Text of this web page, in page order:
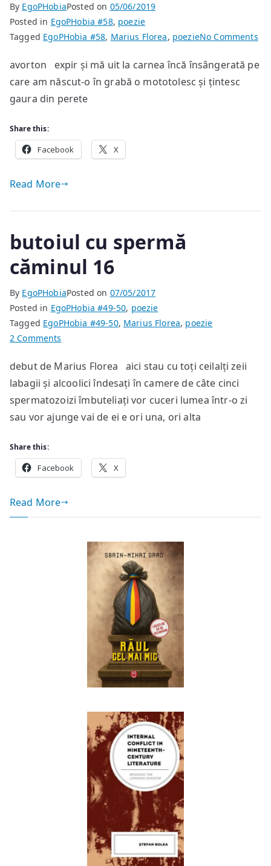
By EgoPHobiaPosted on 05/06/2019
Posted in EgoPHobia #58, poezie
Tagged EgoPHobia #58, Marius Florea, poezieNo Commentson
de
avorton expir și mă uit la carnea încă însângerată pe
care am născut-o în grabă o mototolesc și țintesc
gaura din perete
Share this:
Facebook X
Read More
butoiul cu spermă
căminul 16
By EgoPHobiaPosted on 07/05/2017
Posted in EgoPHobia #49-50, poezie
Tagged EgoPHobia #49-50, Marius Florea, poezie
2 Comments
cu
spermă
căminul
16
debut de Marius Florea aici stau cu toți ceilalți zeii
labagii și alcoolici îndesați în camere de câte cinci
spermatozoizi îmbuteliați vor cuceri lumea într-o zi
sau vor ajunge vai de ei e ori una, ori alta
Share this:
Facebook X
Read More